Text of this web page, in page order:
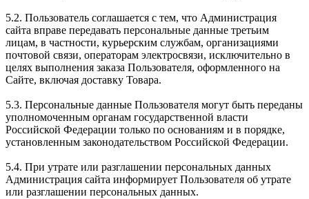
5.2. Пользователь соглашается с тем, что Администрация
сайта вправе передавать персональные данные третьим
лицам, в частности, курьерским службам, организациями
почтовой связи, операторам электросвязи, исключительно в
целях выполнения заказа Пользователя, оформленного на
Сайте, включая доставку Товара.
5.3. Персональные данные Пользователя могут быть переданы
уполномоченным органам государственной власти
Российской Федерации только по основаниям и в порядке,
установленным законодательством Российской Федерации.
5.4. При утрате или разглашении персональных данных
Администрация сайта информирует Пользователя об утрате
или разглашении персональных данных.